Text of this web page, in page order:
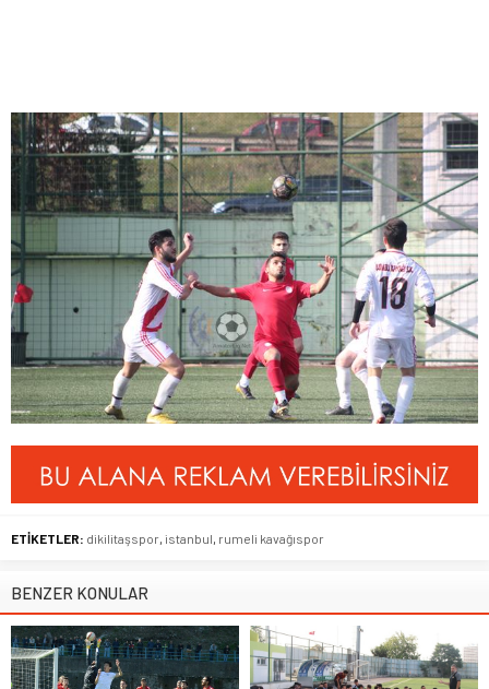
ETİKETLER: dikilitaşspor, istanbul, rumeli kavağıspor
BENZER KONULAR